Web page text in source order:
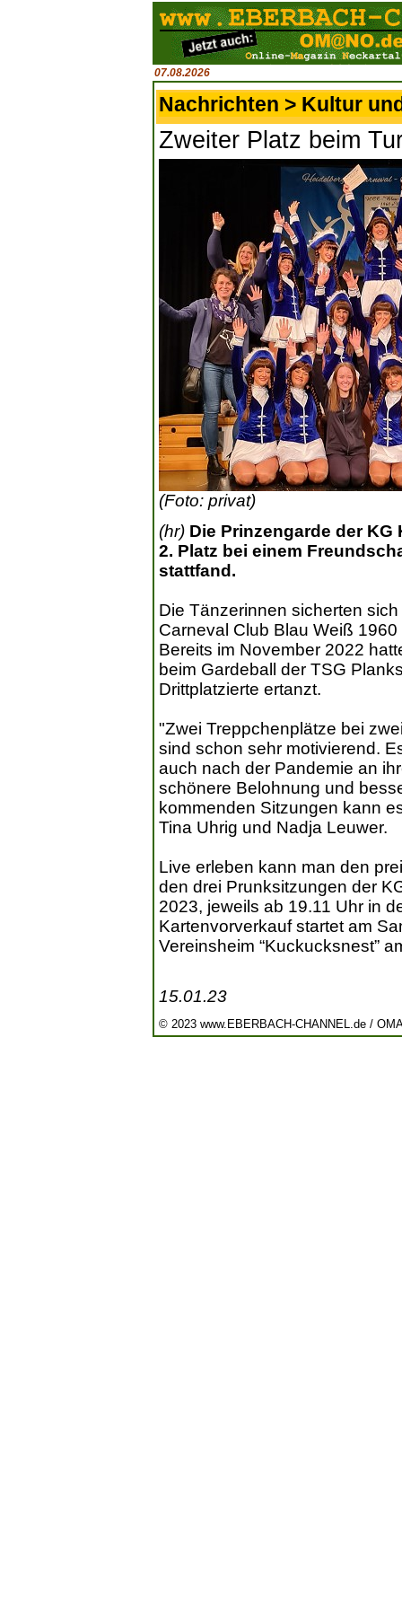
07.08.2026
Nachrichten > Kultur
Zweiter Platz beim
(Foto: privat)
(hr) Die Prinzengarde der
2. Platz bei einem
stattfand.
Die Tänzerinnen sicherten
Carneval Club Blau Weiß
Bereits im November 2022
beim Gardeball der TSG
Drittplatzierte ertanzt.
"Zwei Treppchenplätze bei
sind schon sehr motivierend.
auch nach der Pandemie an
schönere Belohnung und
kommenden Sitzungen kann
Tina Uhrig und Nadja Leuwer.
Live erleben kann man den
den drei Prunksitzungen der
2023, jeweils ab 19.11 Uhr in
Kartenvorverkauf startet am
Vereinsheim “Kuckucksnest”
15.01.23
© 2023 www.EBERBACH-CHANNEL.de /